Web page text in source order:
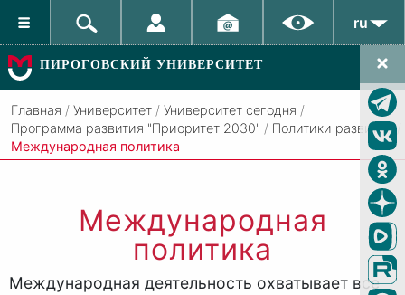
ru
ПИРОГОВСКИЙ УНИВЕРСИТЕТ
Главная / Университет / Университет сегодня /
Программа развития "Приоритет 2030" / Политики развития
Международная политика
Международная
политика
Международная деятельность охватывает все